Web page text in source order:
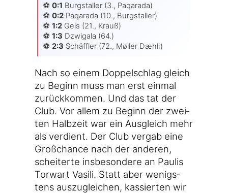
⚽️ 0:1 Burg­stal­ler (3., Paqa­ra­da)
⚽️ 0:2Paqa­ra­da (10., Burg­stal­ler)
⚽️ 1:2Geis (21., Krauß)
⚽️ 1:3 Dzwi­ga­la (64.)
⚽️ 2:3 Schäff­ler (72., Møl­ler Dæhli)
Nach so einem Dop­pel­schlag gleich
zu Beginn muss man erst ein­mal
zurück­kom­men. Und das tat der
Club. Vor allem zu Beginn der zwei­
ten Halb­zeit war ein Aus­gleich mehr
als ver­dient. Der Club ver­gab eine
Groß­chan­ce nach der ande­ren,
schei­ter­te ins­be­son­de­re an Pau­lis
Tor­wart Vasi­li. Statt aber wenigs­
tens aus­zu­glei­chen, kas­sier­ten wir